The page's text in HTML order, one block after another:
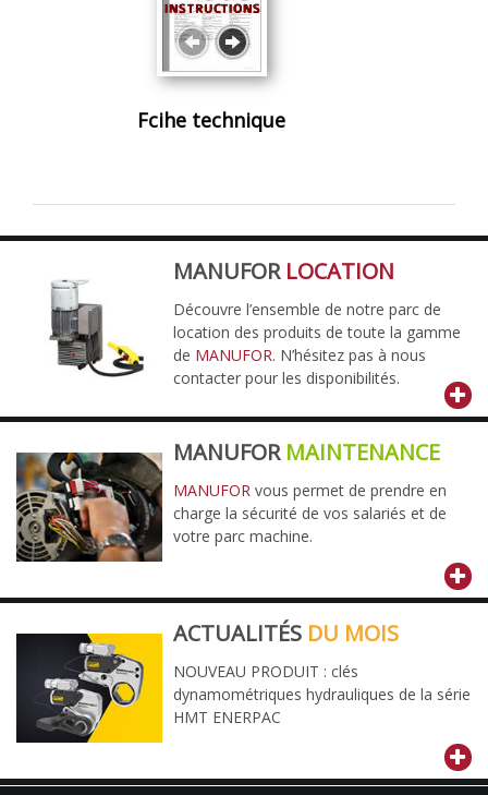
Fcihe technique
MANUFOR LOCATION
Découvre l’ensemble de notre parc de
location des produits de toute la gamme
de MANUFOR. N’hésitez pas à nous
contacter pour les disponibilités.
MANUFOR MAINTENANCE
MANUFORvous permet de prendre en
charge la sécurité de vos salariés et de
votre parc machine.
ACTUALITÉS DU MOIS
NOUVEAU PRODUIT : clés
dynamométriques hydrauliques de la série
HMT ENERPAC